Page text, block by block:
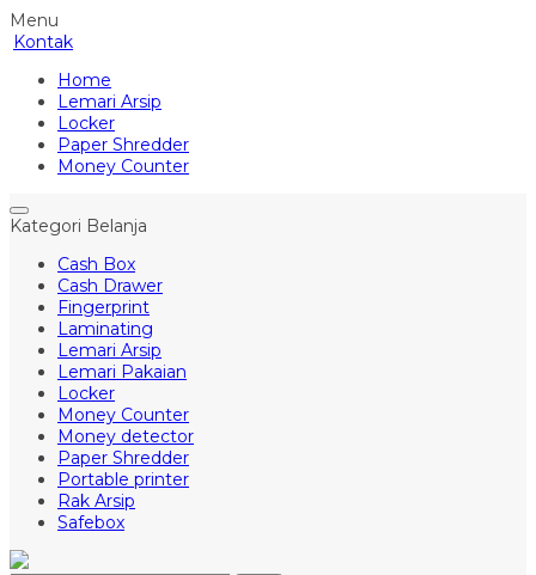
Menu
Kontak
Home
Lemari Arsip
Locker
Paper Shredder
Money Counter
Kategori Belanja
Cash Box
Cash Drawer
Fingerprint
Laminating
Lemari Arsip
Lemari Pakaian
Locker
Money Counter
Money detector
Paper Shredder
Portable printer
Rak Arsip
Safebox